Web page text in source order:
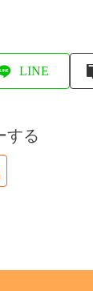
LINE
する